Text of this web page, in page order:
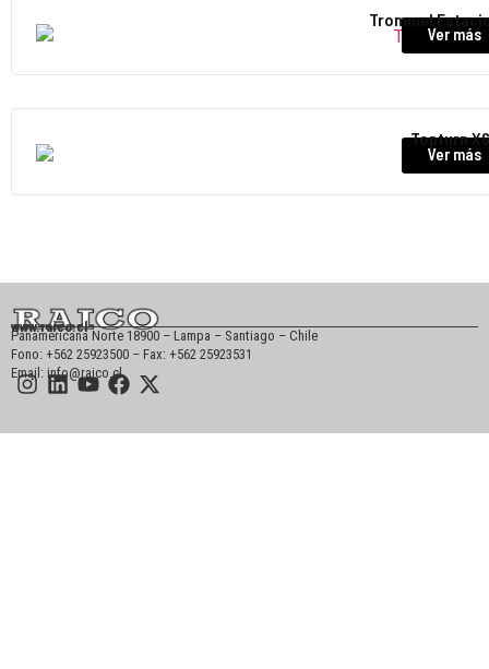
Trommel
Ver más
Topturn
Ver más
www.raico.cl
Panamericana Norte 18900 – Lampa – Santiago – Chile
Fono: +562 25923500 – Fax: +562 25923531
Email: info@raico.cl